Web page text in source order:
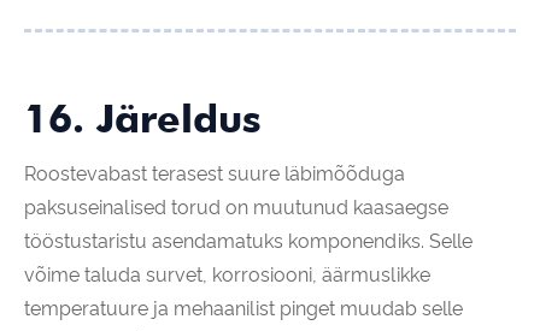
16. Järeldus
Roostevabast terasest suure läbimõõduga
paksuseinalised torud on muutunud kaasaegse
tööstustaristu asendamatuks komponendiks. Selle
võime taluda survet, korrosiooni, äärmuslikke
temperatuure ja mehaanilist pinget muudab selle